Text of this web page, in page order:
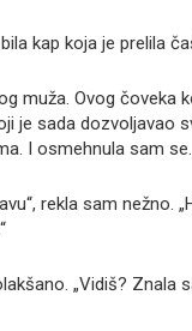
kap koja je prelila
muža. Ovog čoveka
je sada dozvoljavao
I osmehnula sam se.
rekla sam nežno.
„Vidiš? Znala